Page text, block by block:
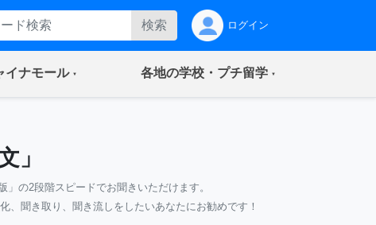
検索 ログイン
イナモール(current) 各地の学校・プチ留学(current)
」
の2段階スピードでお聞きいただけます。
聞き取り、聞き流しをしたいあなたにお勧めです！